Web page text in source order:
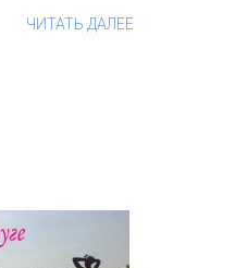
ЧИТАТЬ ДАЛЕЕ